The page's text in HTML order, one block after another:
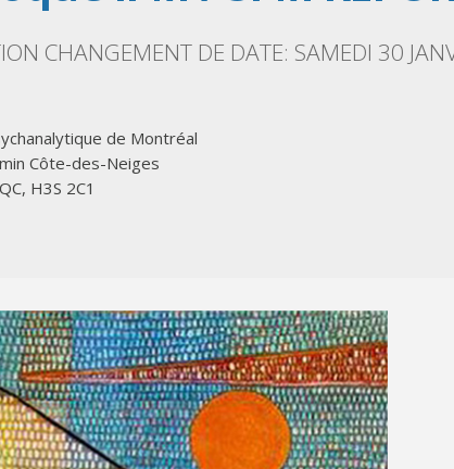
CHANGEMENT DE DATE: SAMEDI 30
de Montréal
Côte-des-Neiges
QC, H3S 2C1